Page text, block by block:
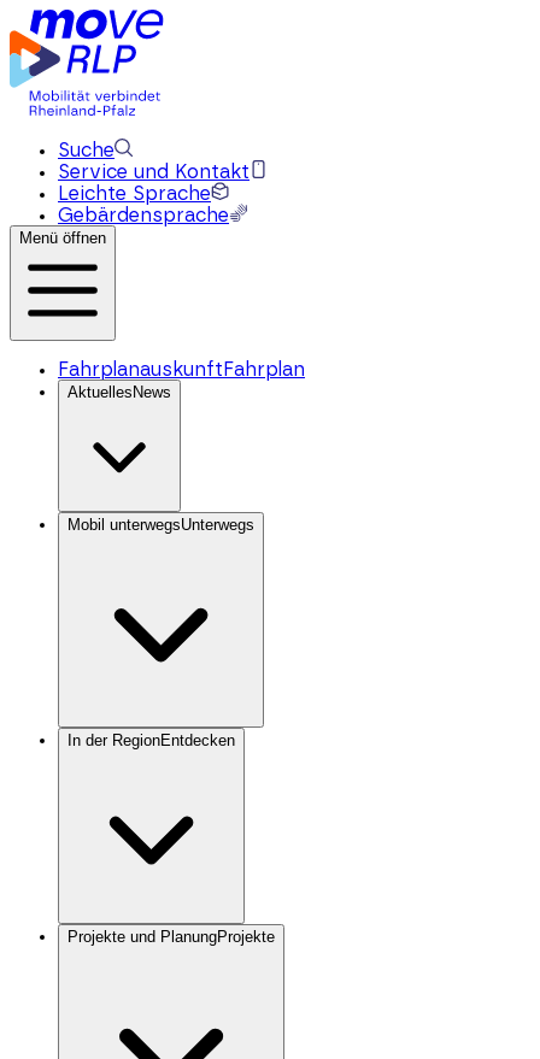
Suche
Service und Kontakt
Leichte Sprache
Gebärdensprache
Menü öffnen
Fahrplanauskunft Fahrplan
Aktuelles News
Mobil unterwegsUnterwegs
In der RegionEntdecken
Projekte und PlanungProjekte